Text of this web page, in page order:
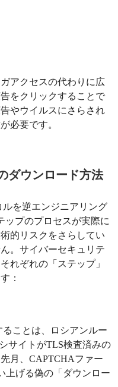
アクセスの代わりに広
をクリックすることで
やウイルスにさらされ
必要です。
ダウンロード方法
ルを逆エンジニアリング
ップのプロセスが実際に
的リスクをさらしてい
。サイバーセキュリテ
れぞれの「ステップ」
：
ることは、ロシアンルー
サイトがTLS検査済みの
月、CAPTCHAファー
上げる偽の「ダウンロー